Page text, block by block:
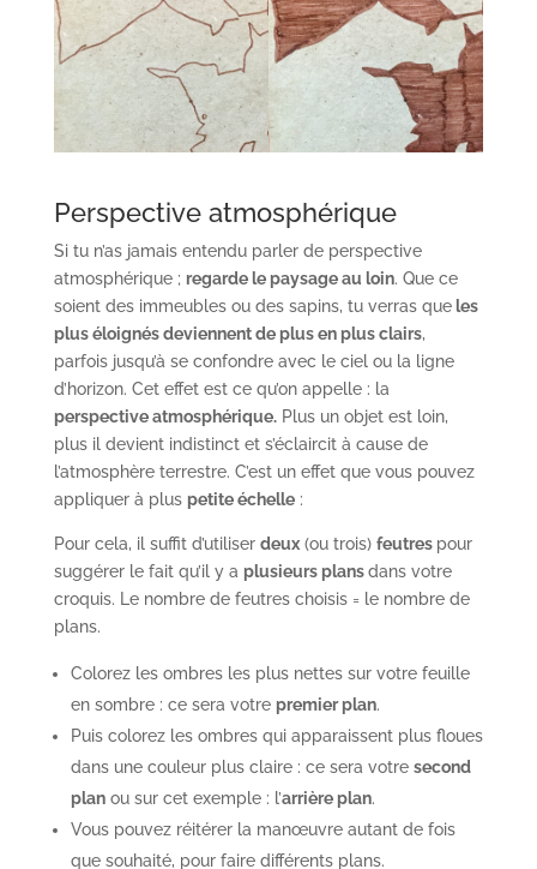
Perspective atmosphérique
Si tu n’as jamais entendu parler de perspective
atmosphérique ; regarde le paysage au loin. Que ce
soient des immeubles ou des sapins, tu verras queles
plus éloignés deviennent de plus en plus clairs,
parfois jusqu’à se confondre avec le ciel ou la ligne
d’horizon. Cet effet est ce qu’on appelle : la
perspective atmosphérique.Plus un objet est loin,
plus il devient indistinct et s’éclaircit à cause de
l’atmosphère terrestre. C’est un effet que vous pouvez
appliquer à plus petite échelle: